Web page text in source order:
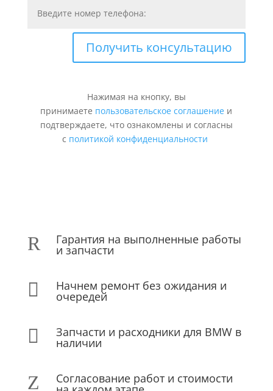
Получить консультацию
Нажимая на кнопку, вы
принимаете пользовательское соглашение и
подтверждаете, что ознакомлены и согласны
с политикой конфиденциальности
R Гарантия на выполненные работы
и запчасти
 Начнем ремонт без ожидания и
очередей
 Запчасти и расходники для BMW в
наличии
Z Согласование работ и стоимости